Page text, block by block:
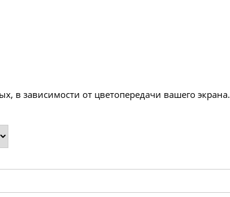
в зависимости от цветопередачи вашего экрана.